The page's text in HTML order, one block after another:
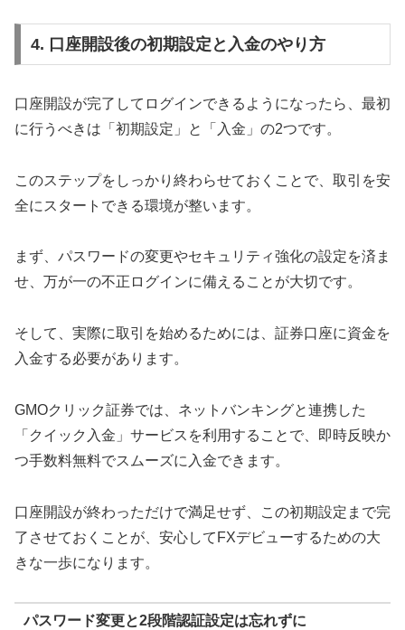
4. 口座開設後の初期設定と入金のやり方
口座開設が完了してログインできるようになったら、最初
に行うべきは「初期設定」と「入金」の2つです。
このステップをしっかり終わらせておくことで、取引を安
全にスタートできる環境が整います。
まず、パスワードの変更やセキュリティ強化の設定を済ま
せ、万が一の不正ログインに備えることが大切です。
そして、実際に取引を始めるためには、証券口座に資金を
入金する必要があります。
GMOクリック証券では、ネットバンキングと連携した
「クイック入金」サービスを利用することで、即時反映か
つ手数料無料でスムーズに入金できます。
口座開設が終わっただけで満足せず、この初期設定まで完
了させておくことが、安心してFXデビューするための大
きな一歩になります。
パスワード変更と2段階認証設定は忘れずに